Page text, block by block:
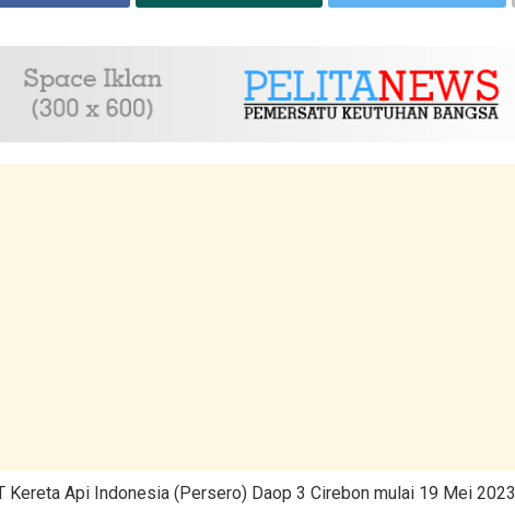
Kereta Api Indonesia (Persero) Daop 3 Cirebon mulai 19 Mei 2023